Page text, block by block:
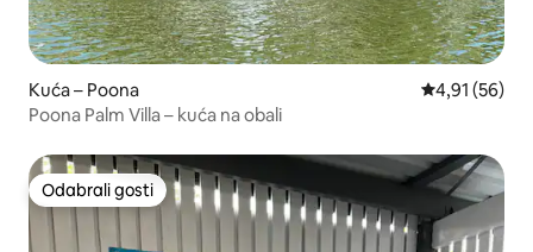
Kuća – Poona Prosječna
4,91 (56)
Poona Palm Villa – kuća na obali
Odabrali gosti
Odabrali gosti